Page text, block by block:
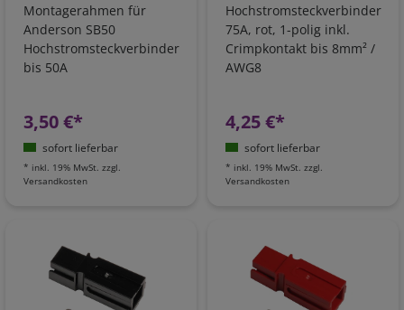
Montagerahmen für
Anderson SB50
Hochstromsteckverbinder
bis 50A
3,50 €*
sofort lieferbar
* inkl. 19% MwSt. zzgl.
Versandkosten
Hochstromsteckverbinder
75A, rot, 1-polig inkl.
Crimpkontakt bis 8mm² /
AWG8
4,25 €*
sofort lieferbar
* inkl. 19% MwSt. zzgl.
Versandkosten